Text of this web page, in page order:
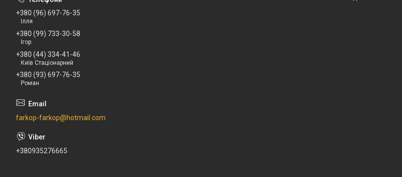
+380 (96) 697-76-35
Ілля
+380 (99) 733-30-58
Ігор
+380 (44) 334-41-46
Київ Стаціонарний
+380 (93) 697-76-35
Роман
farkop-farkop@hotmail.com
+380935276665